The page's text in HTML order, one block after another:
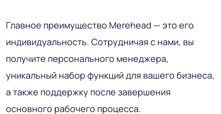
Главное преимущество Merehead — это его
индивидуальность. Сотрудничая с нами, вы
получите персонального менеджера,
уникальный набор функций для вашего бизнеса,
а также поддержку после завершения
основного рабочего процесса.